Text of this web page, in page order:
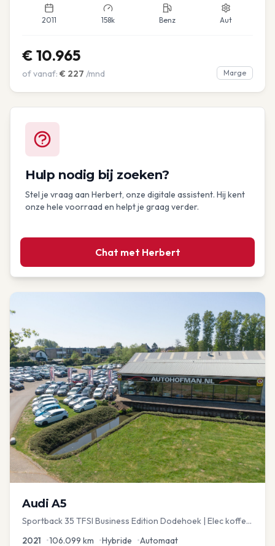
2011 158k Benz Aut
€ 10.965
of vanaf: € 227 /mnd Marge
Hulp nodig bij zoeken?
Stel je vraag aan Herbert, onze digitale assistent. Hij kent
onze hele voorraad en helpt je graag verder.
Chat met Herbert
Audi A5
Sportback 35 TFSI Business Edition Dodehoek | Elec koffer
2021 •106.099 km •Hybride •Automaat